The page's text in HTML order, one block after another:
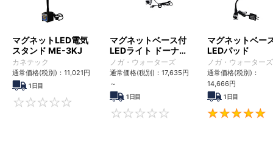
マグネットLED電気
スタンド ME-3KJ
カネテック
通常価格(税別)： 11,021円
1日目
マグネットベース付
LEDライト ドーナツ
型タイプ
ノガ・ウォーターズ
通常価格(税別)： 17,635円
～
1日目
0
マグネットベー
LEDパッド
ノガ・ウォーターズ
通常価格(税別)：
14,666円
1日目